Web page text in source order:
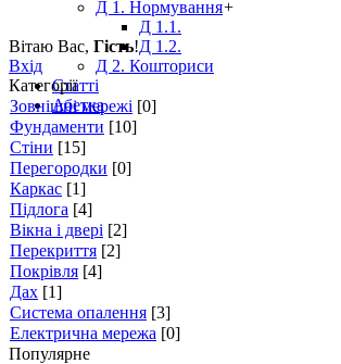
Д 1. Нормування+
Д 1.1.
Д 1.2.
Д 2. Кошториси
Статті
Абетка
Вітаю Вас, Гість!
Вхід
Категорії
Зовнішні мережі [0]
Фундаменти [10]
Стіни [15]
Перегородки [0]
Каркас [1]
Підлога [4]
Вікна і двері [2]
Перекриття [2]
Покрівля [4]
Дах [1]
Система опалення [3]
Електрична мережа [0]
Популярне